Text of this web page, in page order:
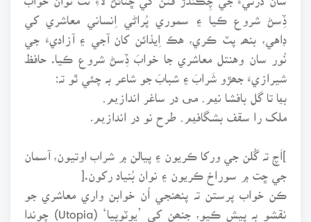
ڏِسڻ شروع ڪيا ۽ سموري پُراڻي اِنساني معاشري کي
ڊاهي، بنھہ پٽ ڪري، هڪ اِيذائن کان آجي ۽ آزاديءَ جي
نُور سان وهنتل معاشري جا خوابَ ڏِسڻ شروع ڪيا. حافظ
شيرازيءَ جھڙو شَرابَ ۽ شبابَ جو شاعر بہ چئي ٿو تہ:
بیا تا گل بافشا نیم٬ می در ساغر اندازیم٬
ملک را سقف بشگافیم٬ طرح نو در اندازیم۔
]اَچ تہ گُلن جي ورکا ڪريون ۽ پيالن ۾ شراب اوتيون، آسمان
جي ڇت ۾ سوراخ ڪريون ۽ نوان بُنياد رکون.[
ڪن خواب پرستن تہ پنھنجي اُن خوابن واري معاشري جو
نقشو بہ پيش ڪيو، جنھن کي ’يوٽوپيا‘ (Utopia) چوندا